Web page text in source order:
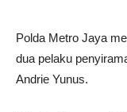
Polda Metro Jaya
dua pelaku
Andrie Yunus.